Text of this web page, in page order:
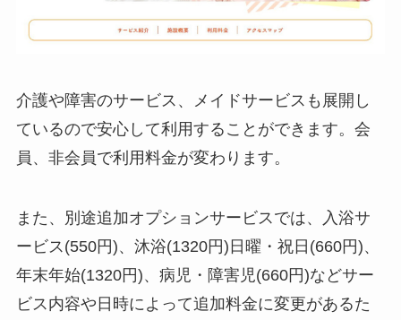
介護や障害のサービス、メイドサービスも展開し
ているので安心して利用することができます。会
員、非会員で利用料金が変わります。
また、別途追加オプションサービスでは、入浴サ
ービス(550円)、沐浴(1320円)日曜・祝日(660円)、
年末年始(1320円)、病児・障害児(660円)などサー
ビス内容や日時によって追加料金に変更があるた